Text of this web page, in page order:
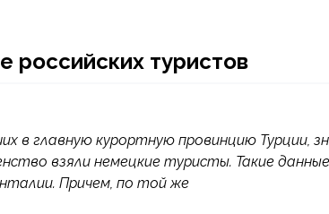
российских туристов
в главную курортную провинцию Турции,
взяли немецкие туристы. Такие
Причем, по той же